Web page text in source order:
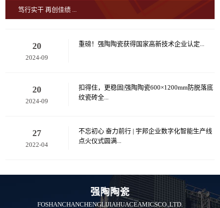
笃行实干 再创佳绩 ...
20
2024-09
重磅！强陶陶瓷获得国家高新技术企业认定...
20
2024-09
扣得住，更稳固|强陶陶瓷600×1200mm防脱落底
纹瓷砖全...
27
2022-04
不忘初心 奋力前行 | 宇邦企业数字化智能生产线
点火仪式圆满...
强陶陶瓷
FOSHANCHANCHENGLIJIAHUACEAMICSCO.,LTD.